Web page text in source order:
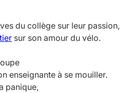
du collège sur leur passion,
sur son amour du vélo.
enseignante à se mouiller.
panique,